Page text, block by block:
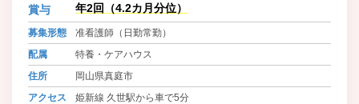
賞与 年2回（4.2カ月分位）
募集形態
准看護師（日勤常勤）
配属
特養・ケアハウス
住所
岡山県真庭市
アクセス
姫新線 久世駅から車で5分